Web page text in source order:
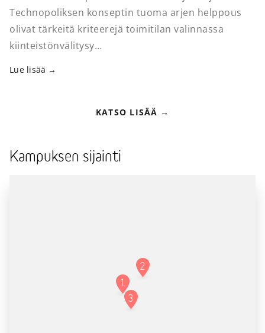
Technopoliksen konseptin tuoma arjen helppous
olivat tärkeitä kriteerejä toimitilan valinnassa
kiinteistönvälitysy…
Lue lisää
KATSO LISÄÄ
Kampuksen sijainti